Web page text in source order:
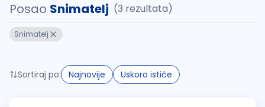
Posao Snimatelj (3 rezultata)
Snimatelj
Sortiraj po: Najnovije Uskoro ističe